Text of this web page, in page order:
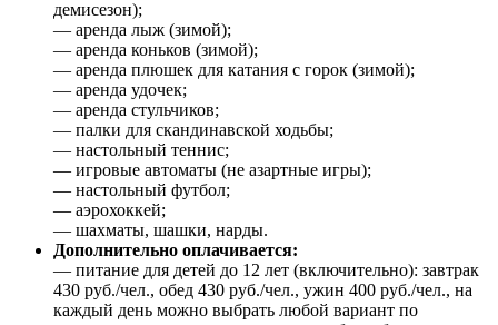
демисезон);
— аренда лыж (зимой);
— аренда коньков (зимой);
— аренда плюшек для катания с горок (зимой);
— аренда удочек;
— аренда стульчиков;
— палки для скандинавской ходьбы;
— настольный теннис;
— игровые автоматы (не азартные игры);
— настольный футбол;
— аэрохоккей;
— шахматы, шашки, нарды.
Дополнительно оплачивается:
— питание для детей до 12 лет (включительно): завтрак
430 руб./чел., обед 430 руб./чел., ужин 400 руб./чел., на
каждый день можно выбрать любой вариант по